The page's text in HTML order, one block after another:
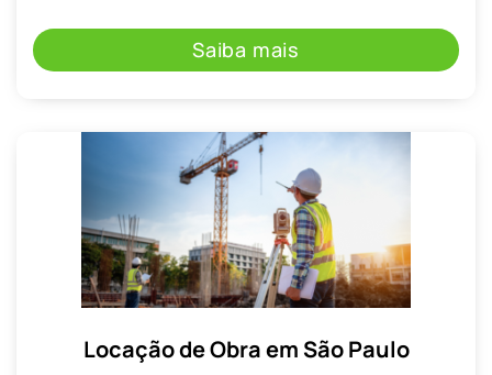
Saiba mais
Locação de Obra em São Paulo